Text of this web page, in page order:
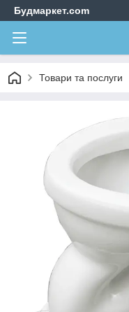
Будмаркет.com
Товари та послуги